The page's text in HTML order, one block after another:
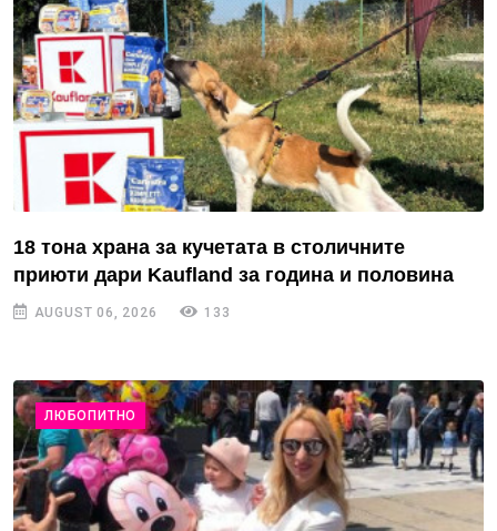
18 тона храна за кучетата в столичните
приюти дари Kaufland за година и половина
AUGUST 06, 2026 133
ЛЮБОПИТНО